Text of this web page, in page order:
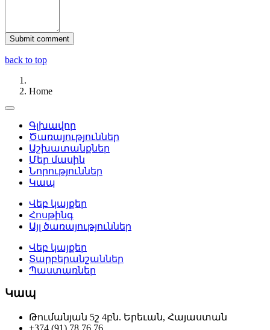
back to top
Home
Գլխավոր
Ծառայություններ
Աշխատանքներ
Մեր մասին
Նորություններ
Կապ
Վեբ կայքեր
Հոսթինգ
Այլ ծառայություններ
Վեբ կայքեր
Տարբերանշաններ
Պաստառներ
Կապ
Թումանյան 5շ 4բն. Երեւան, Հայաստան
+374 (91) 78 76 76